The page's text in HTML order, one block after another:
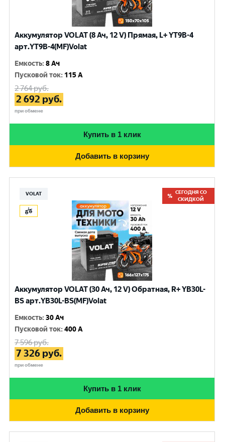
Аккумулятор VOLAT (8 Ач, 12 V) Прямая, L+ YT9B-4
арт.YT9B-4(MF)Volat
Емкость:8 Ач
Пусковой ток: 115 A
2 764руб.
2 692 руб.
при обмене
Купить в 1 клик
Добавить в корзину
VOLAT
СЕГОДНЯ СО
СКИДКОЙ
Аккумулятор VOLAT (30 Ач, 12 V) Обратная, R+ YB30L-
BS арт.YB30L-BS(MF)Volat
Емкость:30 Ач
Пусковой ток:400 A
7 596руб.
7 326 руб.
при обмене
Купить в 1 клик
Добавить в корзину